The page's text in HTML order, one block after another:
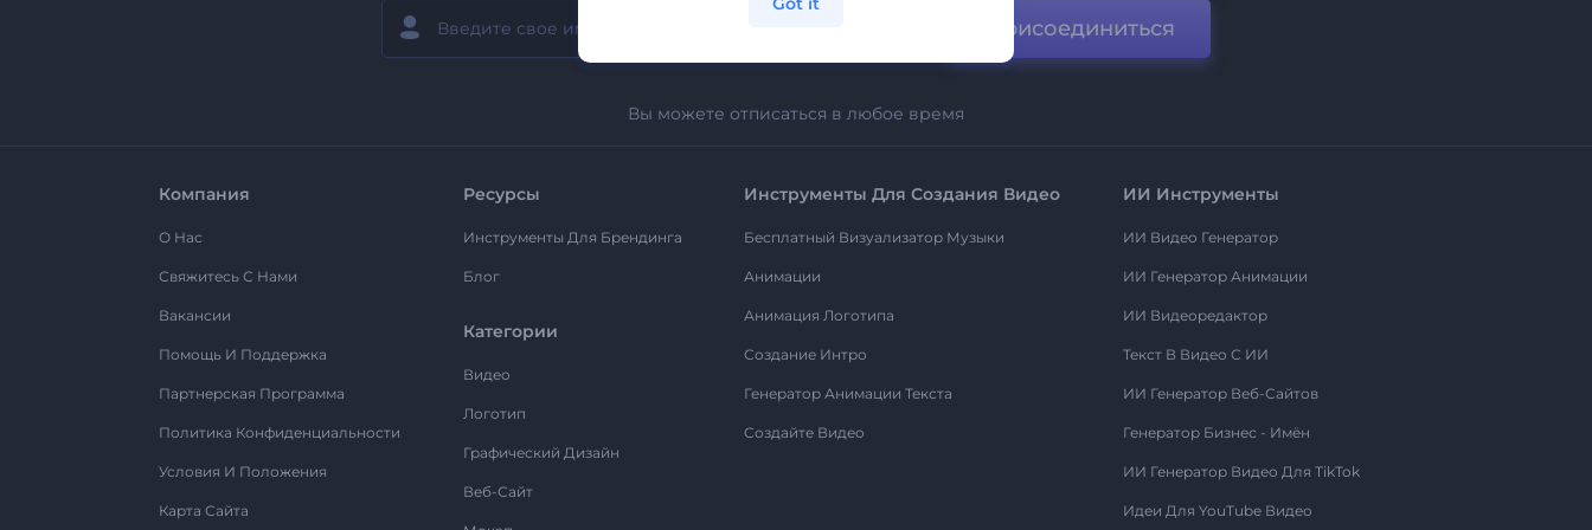
Присоединиться
Вы можете отписаться в любое время
Компания
О Нас
Свяжитесь С Нами
Вакансии
Помощь И Поддержка
Партнерская Программа
Политика Конфиденциальности
Условия И Положения
Карта Сайта
Ресурсы
Инструменты Для Брендинга
Блог
Категории
Видео
Логотип
Графический Дизайн
Веб-Сайт
Инструменты Для Создания Видео
Бесплатный Визуализатор Музыки
Анимации
Анимация Логотипа
Создание Интро
Генератор Анимации Текста
Создайте Видео
ИИ Инструменты
ИИ Видео Генератор
ИИ Генератор Анимации
ИИ Видеоредактор
Текст В Видео С ИИ
ИИ Генератор Веб-Сайтов
Генератор Бизнес - Имён
ИИ Генератор Видео Для TikTok
Идеи Для YouTube Видео